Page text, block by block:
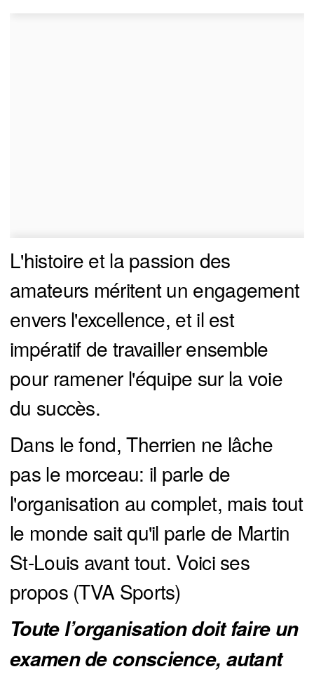
L'histoire et la passion des
amateurs méritent un engagement
envers l'excellence, et il est
impératif de travailler ensemble
pour ramener l'équipe sur la voie
du succès.
Dans le fond, Therrien ne lâche
pas le morceau: il parle de
l'organisation au complet, mais tout
le monde sait qu'il parle de Martin
St-Louis avant tout. Voici ses
propos (TVA Sports)
Toute l’organisation doit faire un
examen de conscience, autant